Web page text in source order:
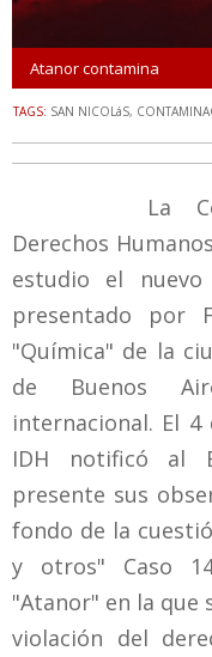
Atanor contamina
TAGS: SAN NICOLáS,
La
Derechos
estudio el
presentado por
"Química" de la
de Buenos
internacional. El 4
IDH notificó al
presente sus
fondo de la
y otros" Caso
"Atanor" en la que
violación del